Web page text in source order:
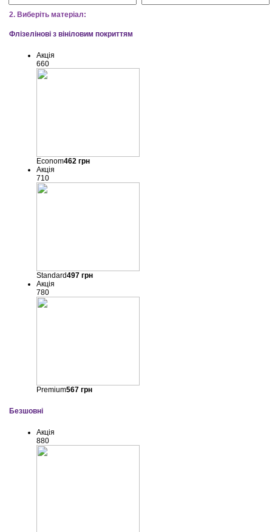
2. Виберіть матеріал:
Флізелінові з вініловим покриттям
Акція
660
Econom462грн
Акція
710
Standard497грн
Акція
780
Premium567грн
Безшовні
Акція
880